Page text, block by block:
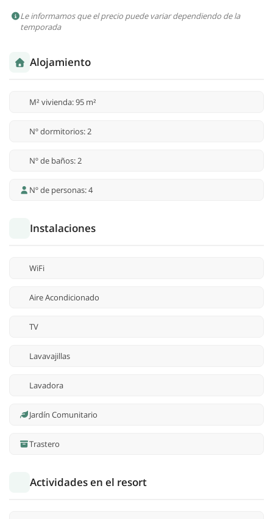
Le informamos que el precio puede variar dependiendo de la
temporada
Alojamiento
M² vivienda: 95 m²
Nº dormitorios: 2
Nº de baños: 2
Nº de personas: 4
Instalaciones
WiFi
Aire Acondicionado
TV
Lavavajillas
Lavadora
Jardín Comunitario
Trastero
Actividades en el resort